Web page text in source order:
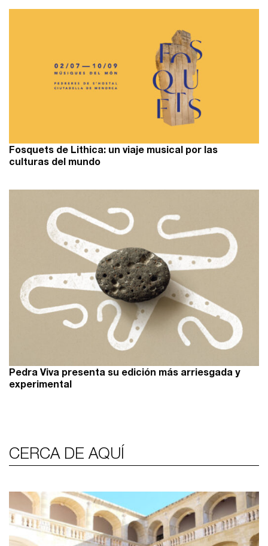
Fosquets de Lithica: un viaje musical por las
culturas del mundo
Pedra Viva presenta su edición más arriesgada y
experimental
CERCA DE AQUÍ